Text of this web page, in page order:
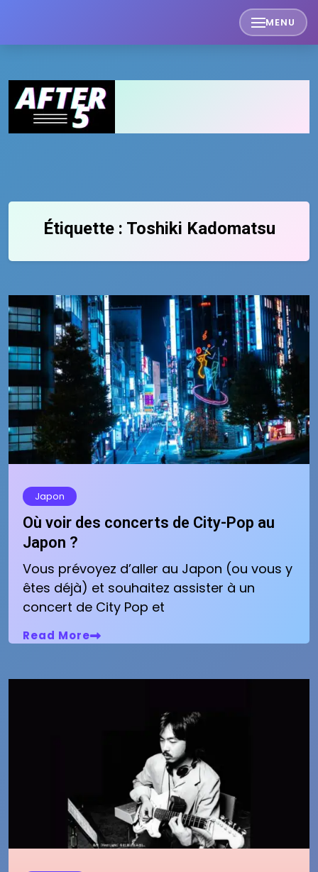
content
MENU
Étiquette : Toshiki Kadomatsu
Japon
Où voir des concerts de City-Pop au
Japon ?
Vous prévoyez d’aller au Japon (ou vous y
êtes déjà) et souhaitez assister à un
concert de City Pop et
Read More